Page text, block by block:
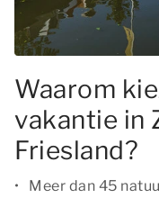
Waarom
vakantie in
Friesland?
Meer dan 45